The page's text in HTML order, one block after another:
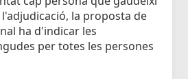
la proposta de
ha d'indicar les
per totes les persones